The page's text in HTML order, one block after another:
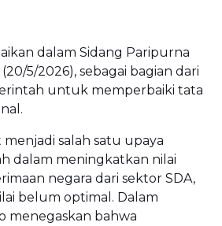
dalam Sidang Paripurna
5/2026), sebagai bagian dari
untuk memperbaiki tata
salah satu upaya
dalam meningkatkan nilai
negara dari sektor SDA,
belum optimal. Dalam
menegaskan bahwa